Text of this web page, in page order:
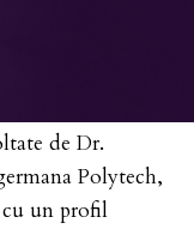
de Dr.
Polytech,
un profil